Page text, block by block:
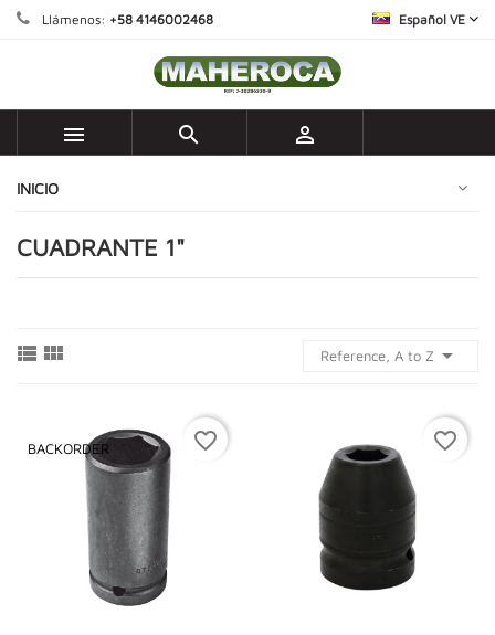
Llámenos: +58 4146002468 Español VE
  
INICIO
CUADRANTE 1"
  Reference, A to Z 
BACKORDER favorite_border favorite_border